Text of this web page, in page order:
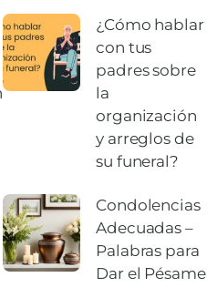
¿Cómo hablar
con tus
padres sobre
la
organización
y arreglos de
su funeral?
Condolencias
Adecuadas –
Palabras para
Dar el Pésame